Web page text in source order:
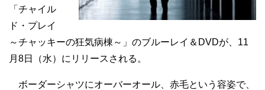
「チャイル
ド・プレイ
～チャッキーの狂気病棟～」のブルーレイ＆DVDが、11
月8日（水）にリリースされる。
ボーダーシャツにオーバーオール、赤毛という容姿で、